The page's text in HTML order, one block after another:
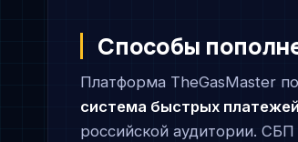
Способы
Платформа TheGasMaster
система быстрых
российской аудитории.